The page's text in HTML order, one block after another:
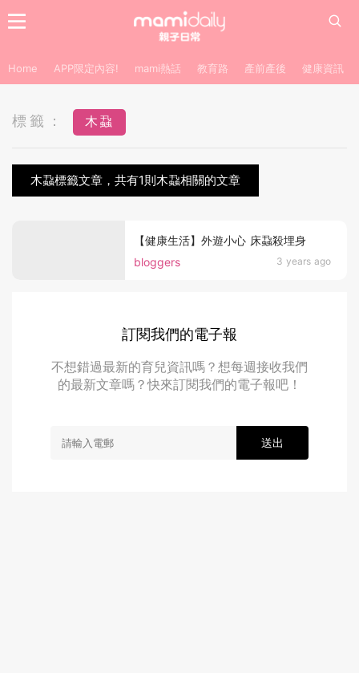
Home APP限定內容! mami熱話 教育路 產前產後 健康資訊
標籤： 木蝨
木蝨標籤文章，共有1則木蝨相關的文章
bloggers 3 years ago
【健康生活】外遊小心 床蝨殺埋身
訂閱我們的電子報
不想錯過最新的育兒資訊嗎？想每週接收我們
的最新文章嗎？快來訂閱我們的電子報吧！
送出